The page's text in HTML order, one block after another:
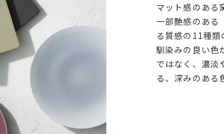
マット感のある
一部艶感のある
る質感の11種類
馴染みの良い色
ではなく、濃淡
る、深みのある